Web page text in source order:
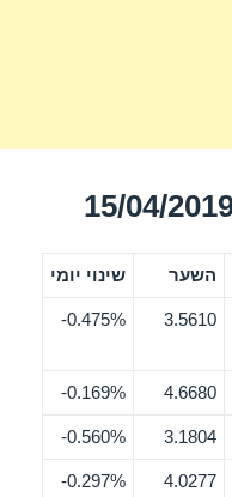
השער שינוי יומי
3.5610
0.475%-
4.6680
0.169%-
3.1804
0.560%-
4.0277
0.297%-